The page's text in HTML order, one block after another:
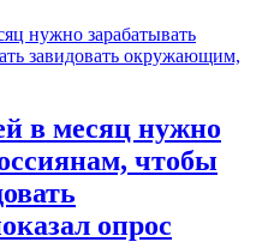
в месяц нужно
чтобы
опрос